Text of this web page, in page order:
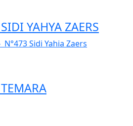
YAHYA ZAERS
Sidi Yahia Zaers